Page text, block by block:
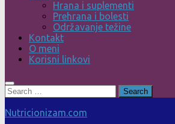
Hrana i suplementi
Prehrana i bolesti
Održavanje težine
Kontakt
O meni
Korisni linkovi
Search
for:
Nutricionizam.com